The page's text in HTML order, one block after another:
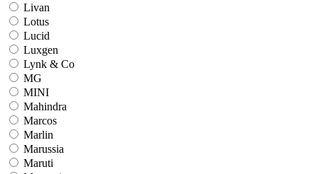
Livan
Lotus
Lucid
Luxgen
Lynk & Co
MG
MINI
Mahindra
Marcos
Marlin
Marussia
Maruti